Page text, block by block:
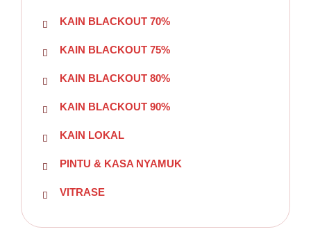
KAIN BLACKOUT 70%
KAIN BLACKOUT 75%
KAIN BLACKOUT 80%
KAIN BLACKOUT 90%
KAIN LOKAL
PINTU & KASA NYAMUK
VITRASE